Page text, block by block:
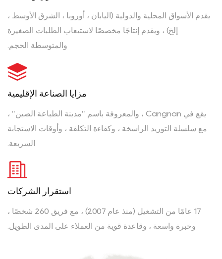
يقدم الأسواق المحلية والدولية (اليابان ، أوروبا ، الشرق الأوسط ،
إلخ) ، ويقدم إنتاجًا مخصصًا لاستيعاب الطلبات الصغيرة
والمتوسطة الحجم.
مزايا الصناعة الإقليمية
يقع في Cangnan ، والمعروفة باسم "مدينة الطباعة الصين" ،
مع سلسلة التوريد الراسخة ، وكفاءة التكلفة ، وأوقات الاستجابة
السريعة.
استقرار الشركات
17 عامًا من التشغيل (منذ عام 2007) ، مع فريق 260 شخصًا ،
وخبرة واسعة ، وقاعدة قوية من العملاء على المدى الطويل.